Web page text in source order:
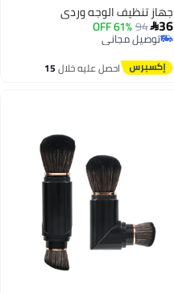
جهاز تنظيف الوجه وردي
36
94
61% OFF
توصيل مجاني
توصيل مجاني
احصل عليه خلال15